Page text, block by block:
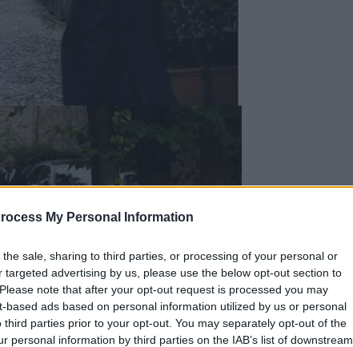
My Personal Information
sale, sharing to third parties, or processing of your personal or
targeted advertising by us, please use the below opt-out section to
note that after your opt-out request is processed you may
based ads based on personal information utilized by us or personal
third parties prior to your opt-out. You may separately opt-out of the
personal information by third parties on the IAB’s list of downstream